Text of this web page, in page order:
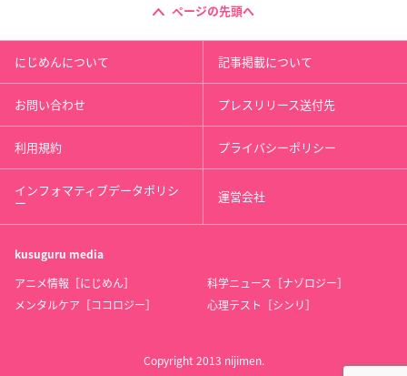
ページの先頭へ
にじめんについて 記事掲載について
お問い合わせ プレスリリース送付先
利用規約 プライバシーポリシー
インフォマティブデータポリシ
ー 運営会社
kusuguru media
アニメ情報［にじめん］
科学ニュース［ナゾロジー］
メンタルケア［ココロジー］
心理テスト［シンリ］
Copyright 2013 nijimen.